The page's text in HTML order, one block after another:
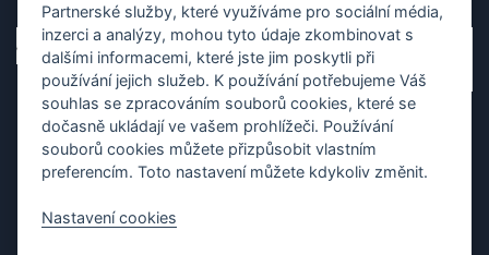
Partnerské služby, které využíváme pro sociální média,
inzerci a analýzy, mohou tyto údaje zkombinovat s
dalšími informacemi, které jste jim poskytli při
používání jejich služeb. K používání potřebujeme Váš
souhlas se zpracováním souborů cookies, které se
dočasně ukládají ve vašem prohlížeči. Používání
souborů cookies můžete přizpůsobit vlastním
preferencím. Toto nastavení můžete kdykoliv změnit.
Nastavení cookies